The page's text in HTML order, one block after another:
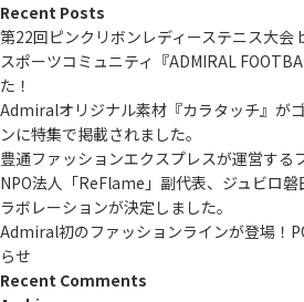
Recent Posts
第22回ピンクリボンレディーステニス大
スポーツコミュニティ『ADMIRAL
た！
Admiralオリジナル素材『カラタッチ』が
ンに特集で掲載されました。
豊通ファッションエクスプレスが運営する
NPO法人「ReFlame」副代表、ジュビロ磐
ラボレーションが決定しました。
Admiral初のファッションラインが登場！
らせ
Recent Comments